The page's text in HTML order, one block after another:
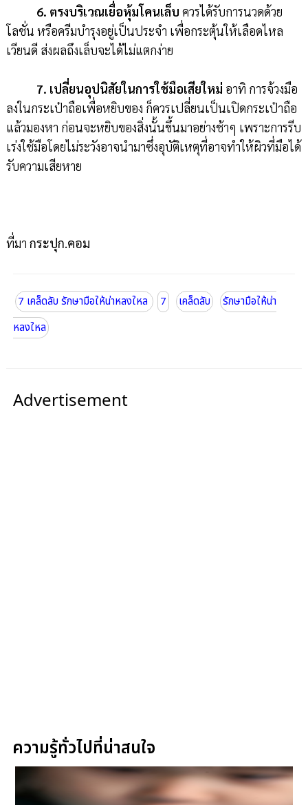
6. ตรงบริเวณเยื่อหุ้มโคนเล็บ ควรได้รับการนวดด้วย
โลชั่น หรือครีมบำรุงอยู่เป็นประจำ เพื่อกระตุ้นให้เลือดไหล
เวียนดี ส่งผลถึงเล็บจะได้ไม่แตกง่าย
7. เปลี่ยนอุปนิสัยในการใช้มือเสียใหม่ อาทิ การจ้วงมือ
ลงในกระเป๋าถือเพื่อหยิบของ ก็ควรเปลี่ยนเป็นเปิดกระเป๋าถือ
แล้วมองหา ก่อนจะหยิบของสิ่งนั้นขึ้นมาอย่างช้าๆ เพราะการรีบ
เร่งใช้มือโดยไม่ระวังอาจนำมาซึ่งอุบัติเหตุที่อาจทำให้ผิวที่มือได้
รับความเสียหาย
ที่มา กระปุก.คอม
7 เคล็ดลับ รักษามือให้น่าหลงใหล 7 เคล็ดลับ
รักษามือให้น่า
หลงใหล
Advertisement
ความรู้ทั่วไปที่น่าสนใจ